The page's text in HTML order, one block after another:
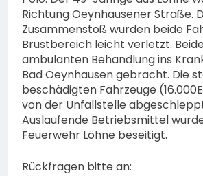
Richtung Oeynhausener Straße.
Zusammenstoß wurden beide
Brustbereich leicht verletzt.
ambulanten Behandlung ins
Bad Oeynhausen gebracht. Die
beschädigten Fahrzeuge
von der Unfallstelle
Auslaufende Betriebsmittel
Feuerwehr Löhne beseitigt.
Rückfragen bitte an: